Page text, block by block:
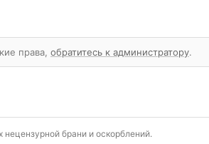
права, обратитесь к администратору.
брани и оскорблений.